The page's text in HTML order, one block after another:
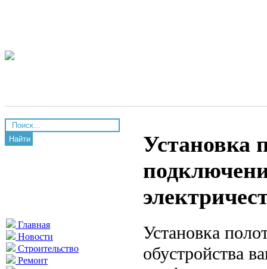
Найти
Главная
Новости
Строительство
Ремонт
Установка
Установка
обустройства